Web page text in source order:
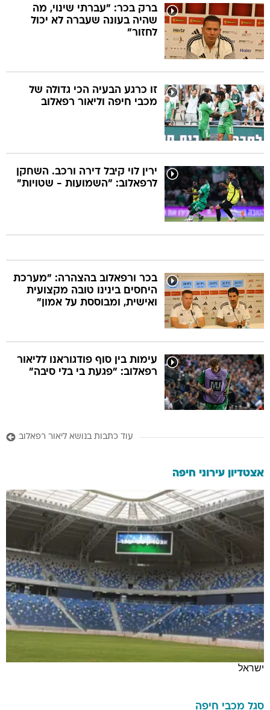
ברק בכר: "עברתי שינוי, מה
שהיה בעונה שעברה לא יכול
לחזור"
זו כרגע הבעיה הכי גדולה של
מכבי חיפה וליאור רפאלוב
ירין לוי קיבל דירה ורכב. השחקן
לרפאלוב: "השמועות - שטויות"
בכר ורפאלוב בהצהרה: "מערכת
היחסים בינינו טובה מקצועית
ואישית, ומבוססת על אמון"
עימות בין סוף פודגוראנו לליאור
רפאלוב: "פגעת בי בלי סיבה"
עוד כתבות בנושא ליאור רפאלוב
אצטדיון עירוני חיפה
ישראל
סגל מכבי חיפה